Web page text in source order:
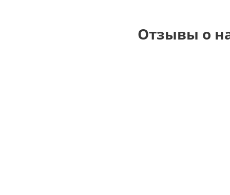
Отзывы о